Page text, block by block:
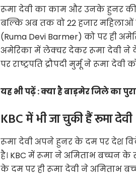
रूमा देवी का काम और उनके हुनर की
बल्कि अब तक वो 22 हजार महिलाओं
(Ruma Devi Barmer) को पर ही
अमेरिका में लेक्चर देकर रूमा देवी ने
पर राष्ट्रपति द्रौपदी मुर्मू ने रूमा
यह भी पढ़ें :क्या है बाड़मेर जिले का
KBC में भी जा चुकी हैं रूमा देवी
रूमा देवी अपने हुनर के दम पर देश
है। KBC में रूमा ने अमिताभ बच्चन के
के दम पर ही रूमा देवी ने अमिताभ